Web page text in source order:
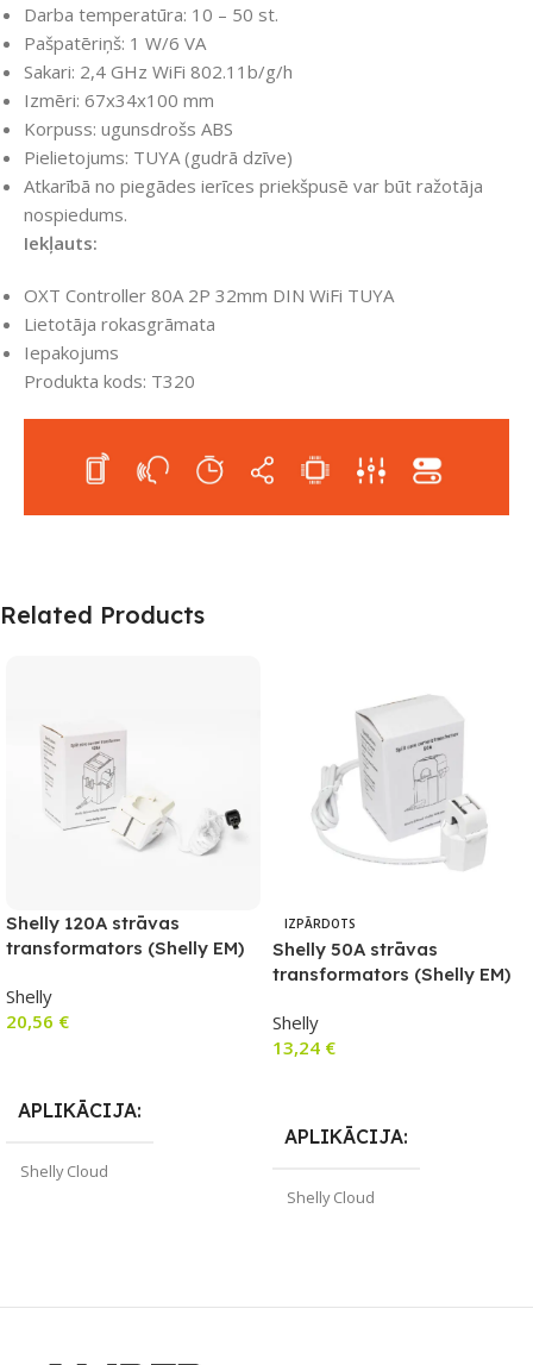
Darba temperatūra: 10 – 50 st.
Pašpatēriņš: 1 W/6 VA
Sakari: 2,4 GHz WiFi 802.11b/g/h
Izmēri: 67x34x100 mm
Korpuss: ugunsdrošs ABS
Pielietojums: TUYA (gudrā dzīve)
Atkarībā no piegādes ierīces priekšpusē var būt ražotāja
nospiedums.
Iekļauts:
OXT Controller 80A 2P 32mm DIN WiFi TUYA
Lietotāja rokasgrāmata
Iepakojums
Produkta kods: T320
Related Products
Shelly 120A strāvas
transformators (Shelly EM)
Shelly
20,56 €
APLIKĀCIJA
Shelly Cloud
PIEEJAMS UZREIZ Jā
IZPĀRDOTS
Shelly 50A strāvas
transformators (Shelly EM)
Shelly
13,24 €
APLIKĀCIJA
Shelly Cloud